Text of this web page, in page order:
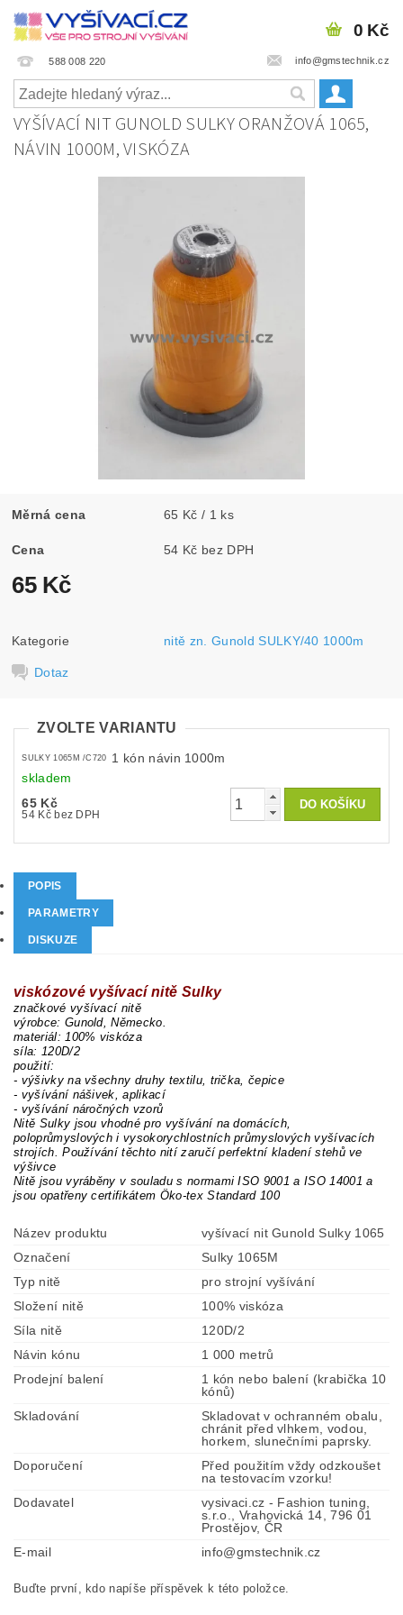
588 008 220 info@gmstechnik.cz
0 Kč
VYŠÍVACÍ NIT GUNOLD SULKY ORANŽOVÁ 1065,
NÁVIN 1000M, VISKÓZA
Měrná cena 65 Kč / 1 ks
Cena 54 Kč bez DPH
65 Kč
Kategorie nitě zn. Gunold SULKY/40 1000m
Dotaz
ZVOLTE VARIANTU
SULKY 1065M /C720
1 kón návin 1000m
skladem
65 Kč
54 Kč bez DPH
POPIS
PARAMETRY
DISKUZE
viskózové vyšívací nitě Sulky
značkové vyšívací nitě
výrobce: Gunold, Německo.
materiál: 100% viskóza
síla: 120D/2
použití:
- výšivky na všechny druhy textilu, trička, čepice
- vyšívání nášivek, aplikací
- vyšívání náročných vzorů
Nitě Sulky jsou vhodné pro vyšívání na domácích,
poloprůmyslových i vysokorychlostních průmyslových vyšívacích
strojích. Používání těchto nití zaručí perfektní kladení stehů ve
výšivce
Nitě jsou vyráběny v souladu s normami ISO 9001 a ISO 14001 a
jsou opatřeny certifikátem Öko-tex Standard 100
Název produktu
vyšívací nit Gunold Sulky 1065
Označení
Sulky 1065M
Typ nitě
pro strojní vyšívání
Složení nitě
100% viskóza
Síla nitě
120D/2
Návin kónu
1 000 metrů
Prodejní balení
1 kón nebo balení (krabička 10
kónů)
Skladování
Skladovat v ochranném obalu,
chránit před vlhkem, vodou,
horkem, slunečními paprsky.
Doporučení
Před použitím vždy odzkoušet
na testovacím vzorku!
Dodavatel
vysivaci.cz - Fashion tuning,
s.r.o., Vrahovická 14, 796 01
Prostějov, ČR
E-mail
info@gmstechnik.cz
Buďte první, kdo napíše příspěvek k této položce.